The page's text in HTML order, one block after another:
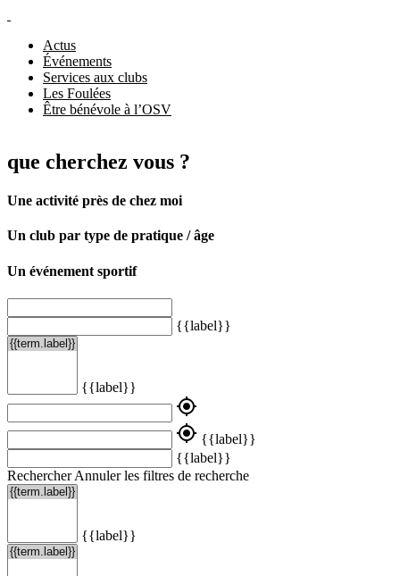
Actus
Événements
Services aux clubs
Les Foulées
Être bénévole à l’OSV
que cherchez vous ?
Une activité près de chez moi
Un club par type de pratique / âge
Un événement sportif
{{label}}
{{label}}
my_location
my_location {{label}}
{{label}}
Rechercher Annuler les filtres de recherche
{{label}}